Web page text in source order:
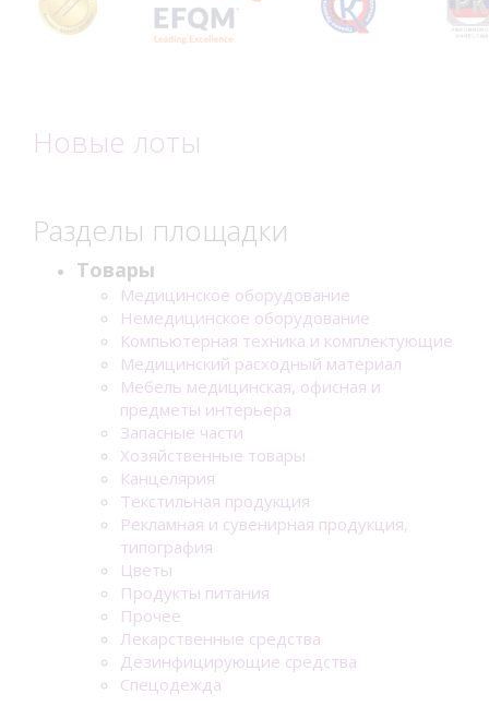
Новые лоты
Разделы площадки
Товары
Медицинское оборудование
Немедицинское оборудование
Компьютерная техника и комплектующие
Медицинский расходный материал
Мебель медицинская, офисная и
предметы интерьера
Запасные части
Хозяйственные товары
Канцелярия
Текстильная продукция
Рекламная и сувенирная продукция,
типография
Цветы
Продукты питания
Прочее
Лекарственные средства
Дезинфицирующие средства
Спецодежда